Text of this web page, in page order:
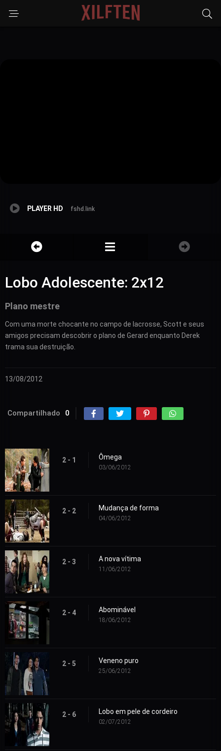
PLAYER HD fshd.link
Lobo Adolescente: 2x12
Plano mestre
Com uma morte chocante no campo de lacrosse, Scott e seus
amigos precisam descobrir o plano de Gerard enquanto Derek
trama sua destruição.
13/08/2012
Compartilhado 0
2 - 1 Ômega
03/06/2012
2 - 2 Mudança de forma
04/06/2012
2 - 3 A nova vítima
11/06/2012
2 - 4 Abominável
18/06/2012
2 - 5 Veneno puro
25/06/2012
2 - 6 Lobo em pele de cordeiro
02/07/2012